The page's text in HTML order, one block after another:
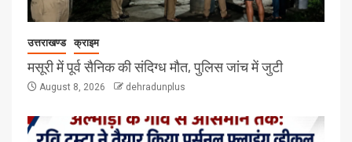
उत्तराखण्ड क्राइम
मसूरी में पूर्व सैनिक की संदिग्ध मौत, पुलिस जांच में जुटी
August 8, 2026 dehradunplus